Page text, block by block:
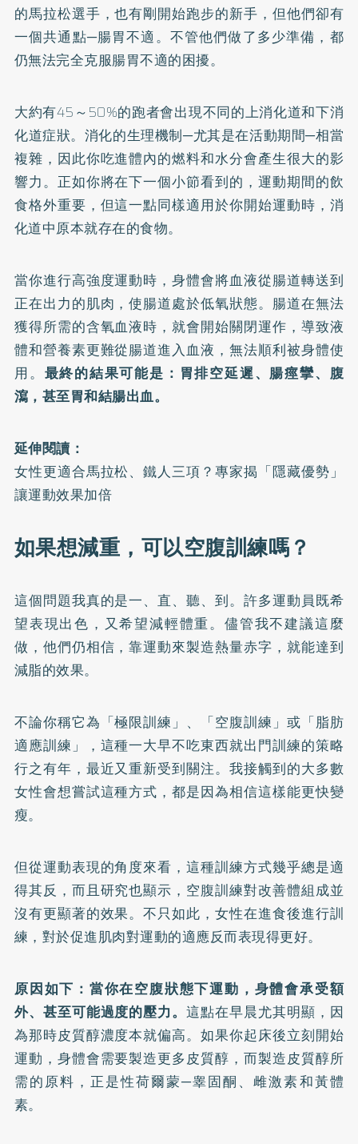
的馬拉松選手，也有剛開始跑步的新手，但他們卻有
一個共通點─腸胃不適。不管他們做了多少準備，都
仍無法完全克服腸胃不適的困擾。
大約有45～50%的跑者會出現不同的上消化道和下消
化道症狀。消化的生理機制─尤其是在活動期間─相當
複雜，因此你吃進體內的燃料和水分會產生很大的影
響力。正如你將在下一個小節看到的，運動期間的飲
食格外重要，但這一點同樣適用於你開始運動時，消
化道中原本就存在的食物。
當你進行高強度運動時，身體會將血液從腸道轉送到
正在出力的肌肉，使腸道處於低氧狀態。腸道在無法
獲得所需的含氧血液時，就會開始關閉運作，導致液
體和營養素更難從腸道進入血液，無法順利被身體使
用。 最終的結果可能是：胃排空延遲、腸痙攣、腹
瀉，甚至胃和結腸出血。
延伸閱讀：
女性更適合馬拉松、鐵人三項？專家揭「隱藏優勢」
讓運動效果加倍
如果想減重，可以空腹訓練嗎？
這個問題我真的是一、直、聽、到。許多運動員既希
望表現出色，又希望減輕體重。儘管我不建議這麼
做，他們仍相信，靠運動來製造熱量赤字，就能達到
減脂的效果。
不論你稱它為「極限訓練」、「空腹訓練」或「脂肪
適應訓練」，這種一大早不吃東西就出門訓練的策略
行之有年，最近又重新受到關注。我接觸到的大多數
女性會想嘗試這種方式，都是因為相信這樣能更快變
瘦。
但從運動表現的角度來看，這種訓練方式幾乎總是適
得其反，而且研究也顯示，空腹訓練對改善體組成並
沒有更顯著的效果。不只如此，女性在進食後進行訓
練，對於促進肌肉對運動的適應反而表現得更好。
原因如下：當你在空腹狀態下運動，身體會承受額
外、甚至可能過度的壓力。這點在早晨尤其明顯，因
為那時皮質醇濃度本就偏高。如果你起床後立刻開始
運動，身體會需要製造更多皮質醇，而製造皮質醇所
需的原料，正是性荷爾蒙─睾固酮、雌激素和黃體
素。